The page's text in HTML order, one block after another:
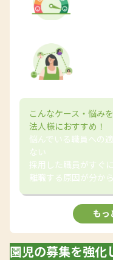
こんなケース・悩み
法人様におすすめ！
悩んでいる職員への
ない
採用した職員がすぐ
離職する原因が分か
もっ
園児の募集を強化